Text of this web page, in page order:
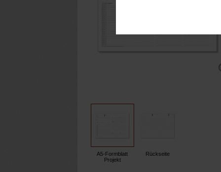
A5-Formblatt
Projekt
Rückseite